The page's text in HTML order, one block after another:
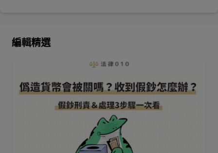
編輯精選